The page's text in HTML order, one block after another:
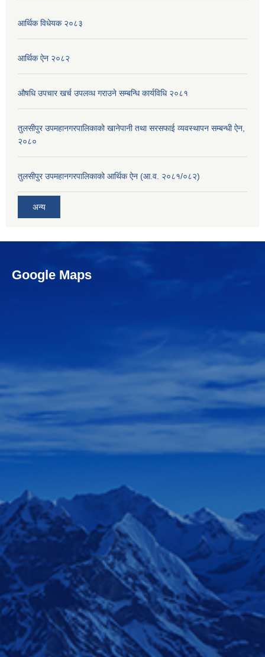
आर्थिक विधेयक २०८३
आर्थिक ऐन २०८२
औषधि उपचार खर्च उपलव्ध गराउने सम्बन्धि कार्यविधि २०८१
तुलसीपुर उपमहानगरपालिकाको खानेपानी तथा सरसफाई व्यवस्थापन सम्बन्धी ऐन,
२०८०
तुलसीपुर उपमहानगरपालिकाको आर्थिक ऐन (आ.व. २०८१/०८२)
अन्य
Google Maps